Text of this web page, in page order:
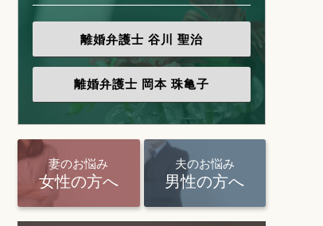
離婚弁護士 谷川 聖治
離婚弁護士 岡本 珠亀子
妻のお悩み
女性の方へ
夫のお悩み
男性の方へ